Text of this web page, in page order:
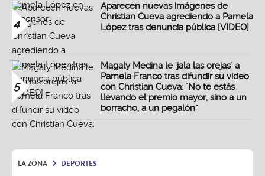
4
Aparecen nuevas imágenes de
Christian Cueva agrediendo a Pamela
López tras denuncia pública [VIDEO]
5
Magaly Medina le 'jala las orejas' a
Pamela Franco tras difundir su video
con Christian Cueva: "No te estás
llevando el premio mayor, sino a un
borracho, a un pegalón"
LA ZONA DEPORTES